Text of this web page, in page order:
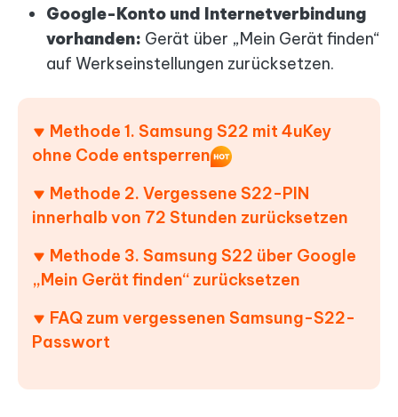
Google-Konto und Internetverbindung
vorhanden: Gerät über „Mein Gerät finden“
auf Werkseinstellungen zurücksetzen.
Methode 1. Samsung S22 mit 4uKey
ohne Code entsperren
Methode 2. Vergessene S22-PIN
innerhalb von 72 Stunden zurücksetzen
Methode 3. Samsung S22 über Google
„Mein Gerät finden“ zurücksetzen
FAQ zum vergessenen Samsung-S22-
Passwort